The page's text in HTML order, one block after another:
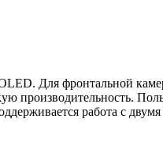
Для фронтальной
производительность.
работа с